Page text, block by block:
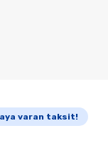
aya varan taksit!